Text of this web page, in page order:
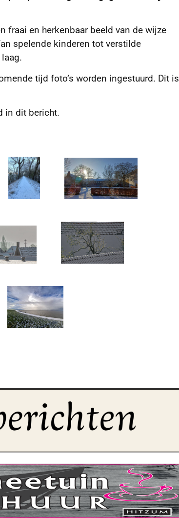
fraai en herkenbaar beeld van de wijze
spelende kinderen tot verstilde
tijd foto’s worden ingestuurd. Dit is
in dit bericht.